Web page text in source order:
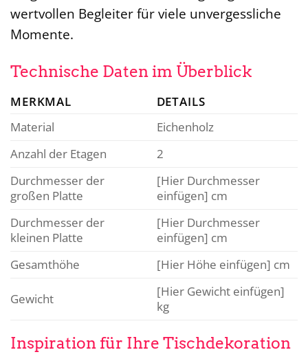
wertvollen Begleiter für viele unvergessliche
Momente.
Technische Daten im Überblick
MERKMAL
DETAILS
Material
Eichenholz
Anzahl der Etagen
2
Durchmesser der
großen Platte
[Hier Durchmesser
einfügen] cm
Durchmesser der
kleinen Platte
[Hier Durchmesser
einfügen] cm
Gesamthöhe
[Hier Höhe einfügen] cm
Gewicht
[Hier Gewicht einfügen]
kg
Inspiration für Ihre Tischdekoration